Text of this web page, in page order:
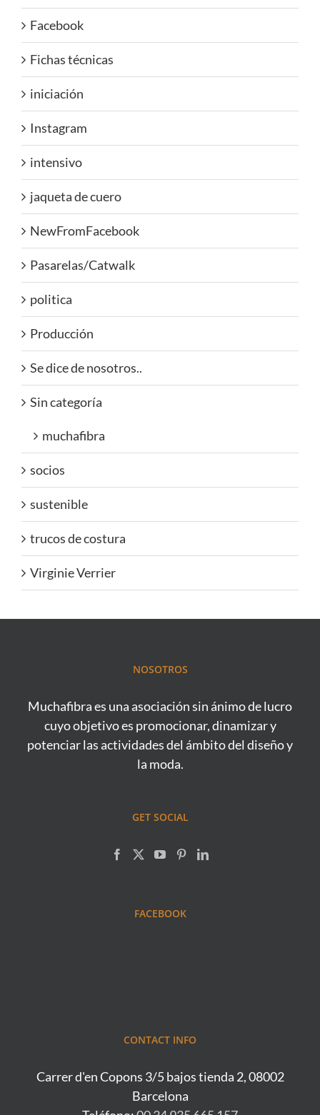
Facebook
Fichas técnicas
iniciación
Instagram
intensivo
jaqueta de cuero
NewFromFacebook
Pasarelas/Catwalk
politica
Producción
Se dice de nosotros..
Sin categoría
muchafibra
socios
sustenible
trucos de costura
Virginie Verrier
NOSOTROS
Muchafibra es una asociación sin ánimo de lucro
cuyo objetivo es promocionar, dinamizar y
potenciar las actividades del ámbito del diseño y
la moda.
GET SOCIAL
FACEBOOK
CONTACT INFO
Carrer d'en Copons 3/5 bajos tienda 2, 08002
Barcelona